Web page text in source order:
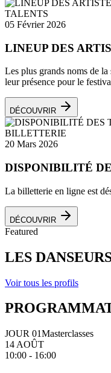
TALENTS
05 Février 2026
LINEUP DES
Les plus grands noms de
leur présence pour le
DÉCOUVRIR
BILLETTERIE
20 Mars 2026
DISPONIBILITÉ
La billetterie en ligne est
DÉCOUVRIR
Featured
LES
Voir tous les profils
JOUR 01Masterclasses
14 AOÛT
10:00 - 16:00